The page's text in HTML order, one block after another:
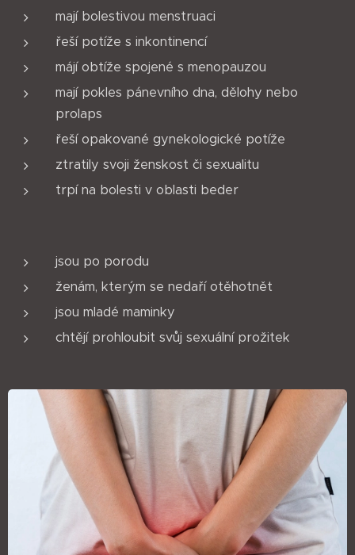
mají bolestivou menstruaci
řeší potíže s inkontinencí
májí obtíže spojené s menopauzou
mají pokles pánevního dna, dělohy nebo
prolaps
řeší opakované gynekologické potíže
ztratily svoji ženskost či sexualitu
trpí na bolesti v oblasti beder
jsou po porodu
ženám, kterým se nedaří otěhotnět
jsou mladé maminky
chtějí prohloubit svůj sexuální prožitek